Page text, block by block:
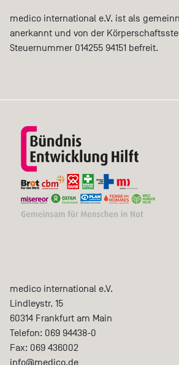
medico international e.V. ist als
anerkannt und von der
Steuernummer 014255 94151 befreit.
medico international e.V.
Lindleystr. 15
60314 Frankfurt am Main
Telefon: 069 94438-0
Fax: 069 436002
info@medico.de